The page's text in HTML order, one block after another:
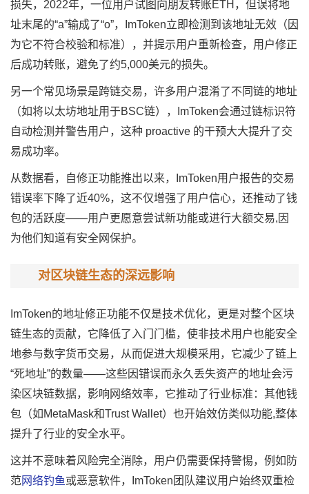
损失，2022年，一位用户试图向朋友转账ETH，但误将地
址末尾的“a”输成了“o”，ImToken立即检测到该地址无效（因
为它不符合校验和标准），并提示用户重新检查，用户修正
后成功转账，避免了约5,000美元的损失。
另一个常见场景是跨链交易，许多用户混淆了不同链的地址
（如将以太坊地址用于BSC链），ImToken会通过链标识符
自动检测并警告用户，这种 proactive 的干预大大提升了交
易成功率。
从数据看，自修正功能推出以来，ImToken用户报告的交易
错误率下降了近40%，这不仅增强了用户信心，还推动了钱
包的活跃度——用户更愿意尝试新功能或进行大额交易,因
为他们知道有安全网保护。
对区块链生态的深远影响
ImToken的地址修正功能不仅是技术优化，更是对整个区块
链生态的贡献，它降低了入门门槛，使非技术用户也能安全
地参与数字货币交易，从而促进大规模采用，它减少了链上
“死地址”的数量——这些因错误而永久丢失资产的地址会污
染区块链数据，影响网络效率，它推动了行业标准：其他钱
包（如MetaMask和Trust Wallet）也开始效仿类似功能,整体
提升了行业的安全水平。
这并不意味着风险完全消除，用户仍需要保持警惕，例如防
范网络钓鱼或恶意软件，ImToken团队建议用户始终双重检